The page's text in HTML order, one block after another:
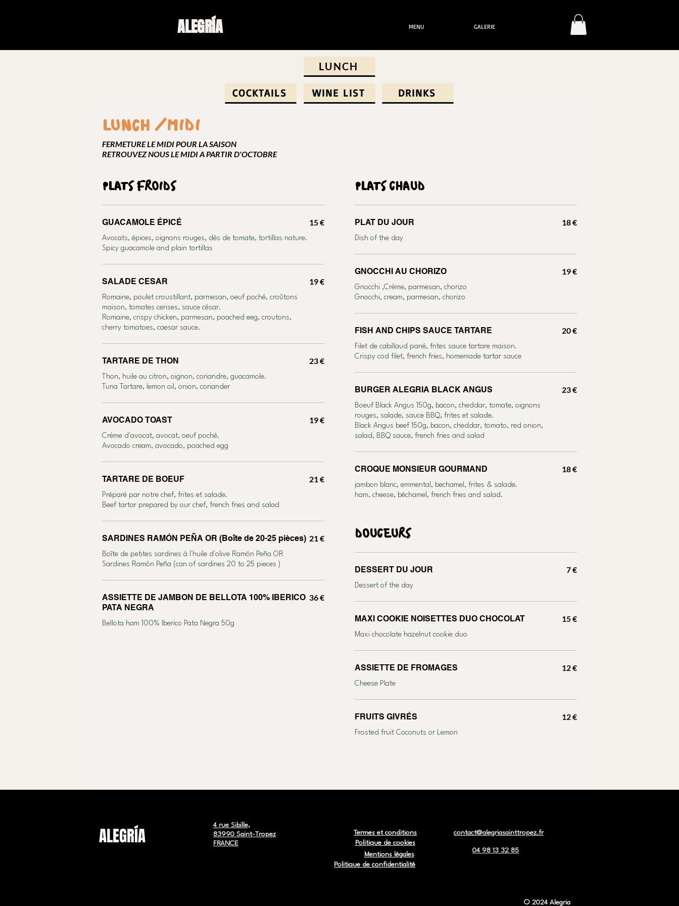
ALEGRÍA MENU GALERIE
LUNCH
COCKTAILS WINE LIST DRINKS
LUNCH /MIDI
FERMETURE LE MIDI POUR LA SAISON
RETROUVEZ NOUS LE MIDI A PARTIR D'OCTOBRE
PLATS FROIDS
GUACAMOLE ÉPICÉ
Avocats, épices, oignons rouges, dés de tomate, tortillas nature.
Spicy guacamole and plain tortillas
15 €
SALADE CESAR
Romaine, poulet croustillant, parmesan, oeuf poché, croûtons
maison, tomates cerises, sauce césar.
Romaine, crispy chicken, parmesan, poached eeg, croutons,
cherry tomatoes, caesar sauce.
19 €
TARTARE DE THON
Thon, huile au citron, oignon, coriandre, guacamole.
Tuna Tartare, lemon oil, onion, coriander
23 €
AVOCADO TOAST
Crème d'avocat, avocat, oeuf poché.
Avocado cream, avocado, poached egg
19 €
TARTARE DE BOEUF
Préparé par notre chef, frites et salade.
Beef tartar prepared by our chef, french fries and salad
21 €
SARDINES RAMÓN PEÑA OR (Boîte de 20-25 pièces)
Boîte de petites sardines à l'huile d'olive Ramón Peña OR
Sardines Ramón Peña (can of sardines 20 to 25 pieces )
21 €
ASSIETTE DE JAMBON DE BELLOTA 100% IBERICO
PATA NEGRA
Bellota ham 100% Iberico Pata Negra 50g
36 €
PLATS CHAUD
PLAT DU JOUR
Dish of the day
18 €
GNOCCHI AU CHORIZO
Gnocchi ,Crème, parmesan, chorizo
Gnocchi, cream, parmesan, chorizo
19 €
FISH AND CHIPS SAUCE TARTARE
Filet de cabillaud pané, frites sauce tartare maison.
Crispy cod filet, french fries, homemade tartar sauce
20 €
BURGER ALEGRIA BLACK ANGUS
Boeuf Black Angus 150g, bacon, cheddar, tomate, oignons
rouges, salade, sauce BBQ, frites et salade.
Black Angus beef 150g, bacon, cheddar, tomato, red onion,
salad, BBQ sauce, french fries and salad
23 €
CROQUE MONSIEUR GOURMAND
jambon blanc, emmental, bechamel, frites & salade.
ham, cheese, béchamel, french fries and salad.
18 €
DOUCEURS
DESSERT DU JOUR
Dessert of the day
7 €
MAXI COOKIE NOISETTES DUO CHOCOLAT
Maxi chocolate hazelnut cookie duo
15 €
ASSIETTE DE FROMAGES
Cheese Plate
12 €
FRUITS GIVRÉS
Frosted fruit Coconuts or Lemon
12 €
ALEGRÍA
Termes et conditions
Politique de cookies
Mentions légales
Politique de confidentialité
contact@alegriasainttropez.fr
04 98 13 32 85
4 rue Sibille,
83990 Saint-Tropez
FRANCE
© 2024 Alegria